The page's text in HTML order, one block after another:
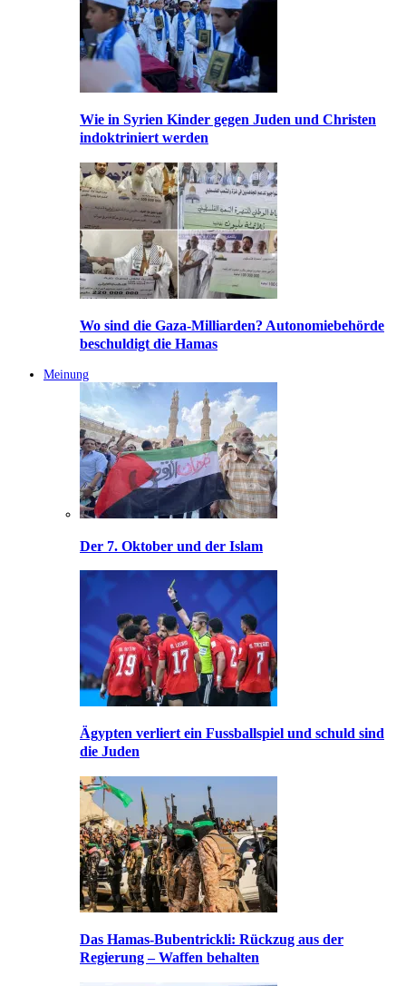
Wie in Syrien Kinder gegen Juden und Christen
indoktriniert werden
Wo sind die Gaza-Milliarden? Autonomiebehörde
beschuldigt die Hamas
Meinung
Der 7. Oktober und der Islam
Ägypten verliert ein Fussballspiel und schuld sind
die Juden
Das Hamas-Bubentrickli: Rückzug aus der
Regierung – Waffen behalten